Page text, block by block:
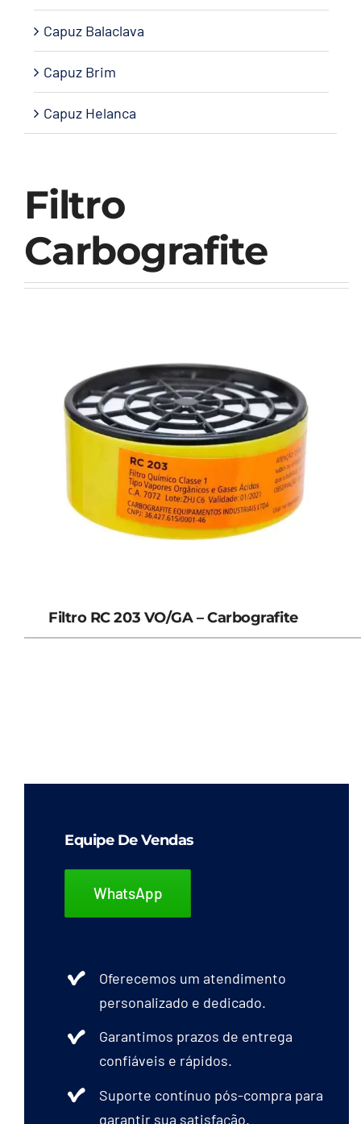
Filtro
Carbografite
Filtro RC 203 VO/GA – Carbografite
Capuz Balaclava
Capuz Brim
Capuz Helanca
Equipe De Vendas
WhatsApp
Oferecemos um atendimento
personalizado e dedicado.
Garantimos prazos de entrega
confiáveis e rápidos.
Suporte contínuo pós-compra para
garantir sua satisfação.